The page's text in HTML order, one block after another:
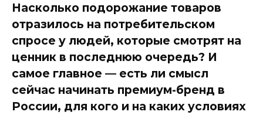
Насколько подорожание товаров
отразилось на потребительском
спросе у людей, которые смотрят на
ценник в последнюю очередь? И
самое главное — есть ли смысл
сейчас начинать премиум-бренд в
России, для кого и на каких условиях